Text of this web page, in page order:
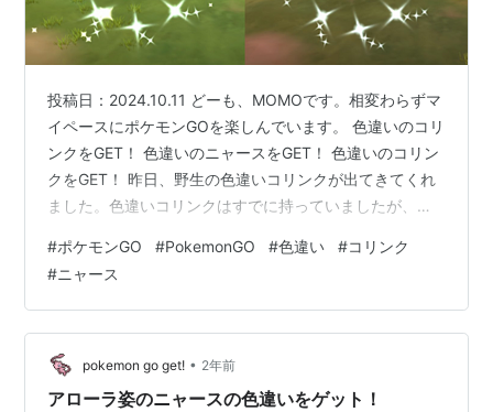
投稿日：2024.10.11 どーも、MOMOです。相変わらずマ
イペースにポケモンGOを楽しんでいます。 色違いのコリ
ンクをGET！ 色違いのニャースをGET！ 色違いのコリン
クをGET！ 昨日、野生の色違いコリンクが出てきてくれ
ました。色違いコリンクはすでに持っていましたが、久
違いのニャースをGET！ 今日は家の中でポケモンGOを開
いてぽちぽちしてたら野生の色違いニャースが出てきて
くれました。何気に色違いのニャースは初めてだったの
でGETできてうれしかったです。 こちらの記事もたくさ
ん読まれています。 www.momopkm.com お読み…
#ポケモンGO #PokemonGO #色違い #コリンク
#ニャース
pokemon go get! • 2年前
アローラ姿のニャースの色違いをゲット！